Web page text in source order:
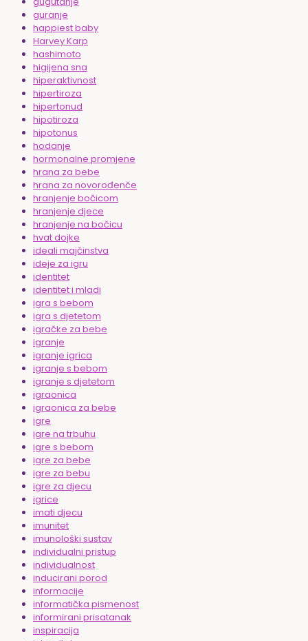
guranje
happiest baby
Harvey Karp
hashimoto
higijena sna
hiperaktivnost
hipertiroza
hipertonud
hipotiroza
hipotonus
hodanje
hormonalne promjene
hrana za bebe
hrana za novorođenče
hranjenje bočicom
hranjenje djece
hranjenje na bočicu
hvat dojke
ideali majčinstva
ideje za igru
identitet
identitet i mladi
igra s bebom
igra s djetetom
igračke za bebe
igranje
igranje igrica
igranje s bebom
igranje s djetetom
igraonica
igraonica za bebe
igre
igre na trbuhu
igre s bebom
igre za bebe
igre za bebu
igre za djecu
igrice
imati djecu
imunitet
imunološki sustav
individualni pristup
individualnost
inducirani porod
informacije
informatička pismenost
informirani prisatanak
inspiracija